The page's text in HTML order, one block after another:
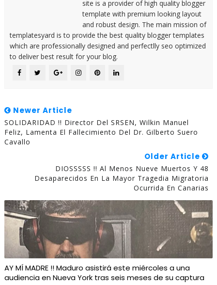
site is a provider of high quality blogger
template with premium looking layout
and robust design. The main mission of
templatesyard is to provide the best quality blogger templates
which are professionally designed and perfectlly seo optimized
to deliver best result for your blog.
Newer Article
SOLIDARIDAD !! Director Del SRSEN, Wilkin Manuel
Feliz, Lamenta El Fallecimiento Del Dr. Gilberto Suero
Cavallo
Older Article
DIOSSSSS !! Al Menos Nueve Muertos Y 48
Desaparecidos En La Mayor Tragedia Migratoria
Ocurrida En Canarias
AY MÍ MADRE !! Maduro asistirá este miércoles a una
audiencia en Nueva York tras seis meses de su captura